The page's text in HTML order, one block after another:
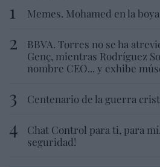
Memes. Mohamed en la boya
BBVA. Torres no se ha
Genç, mientras Rodríguez
nombre CEO... y exhibe
Centenario de la guerra
Chat Control para ti, para
seguridad!